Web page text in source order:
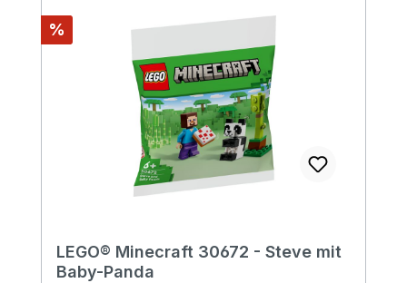
Rabatt
%
LEGO® Minecraft 30672 - Steve mit
Baby-Panda